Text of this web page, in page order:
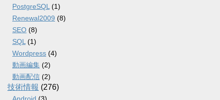
PostgreSQL (1)
Renewal2009 (8)
SEO (8)
SQL (1)
Wordpress (4)
動画編集 (2)
動画配信 (2)
技術情報 (276)